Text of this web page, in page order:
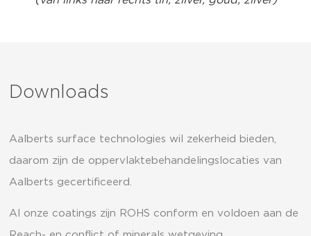
Downloads
Aalberts surface technologies wil zekerheid bieden,
daarom zijn de oppervlaktebehandelingslocaties van
Aalberts gecertificeerd.
Al onze coatings zijn ROHS conform en voldoen aan de